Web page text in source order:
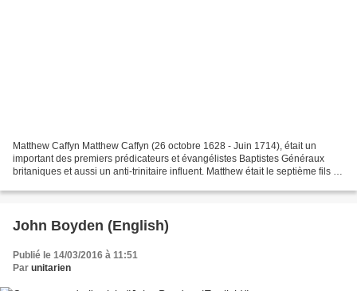
Matthew Caffyn Matthew Caffyn (26 octobre 1628 - Juin 1714), était un
important des premiers prédicateurs et évangélistes Baptistes Généraux
britaniques et aussi un anti-trinitaire influent. Matthew était le septième fils de
John Boyden (English)
Publié le 14/03/2016 à 11:51
Par unitarien